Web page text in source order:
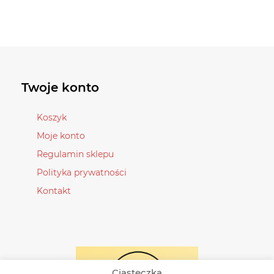
wybrać
Twoje konto
Koszyk
Moje konto
Regulamin sklepu
Polityka prywatności
Kontakt